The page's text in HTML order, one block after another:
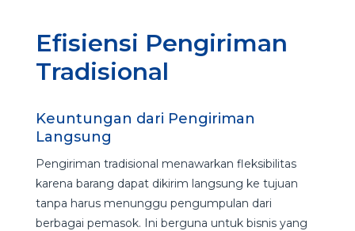
Efisiensi Pengiriman
Tradisional
Keuntungan dari Pengiriman
Langsung
Pengiriman tradisional menawarkan fleksibilitas
karena barang dapat dikirim langsung ke tujuan
tanpa harus menunggu pengumpulan dari
berbagai pemasok. Ini berguna untuk bisnis yang